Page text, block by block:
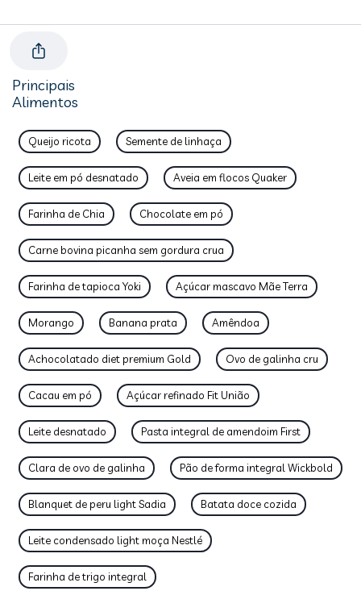
Principais
Alimentos
Queijo ricota Semente de linhaça
Leite em pó desnatado Aveia em flocos Quaker
Farinha de Chia Chocolate em pó
Carne bovina picanha sem gordura crua
Farinha de tapioca Yoki Açúcar mascavo Mãe Terra
Morango Banana prata Amêndoa
Achocolatado diet premium Gold Ovo de galinha cru
Cacau em pó Açúcar refinado Fit União
Leite desnatado Pasta integral de amendoim First
Clara de ovo de galinha Pão de forma integral Wickbold
Blanquet de peru light Sadia Batata doce cozida
Leite condensado light moça Nestlé
Farinha de trigo integral